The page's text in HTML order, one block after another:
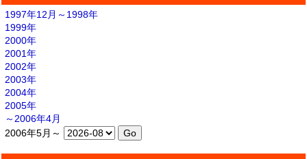
1997年12月～1998年
1999年
2000年
2001年
2002年
2003年
2004年
2005年
～2006年4月
2006年5月～